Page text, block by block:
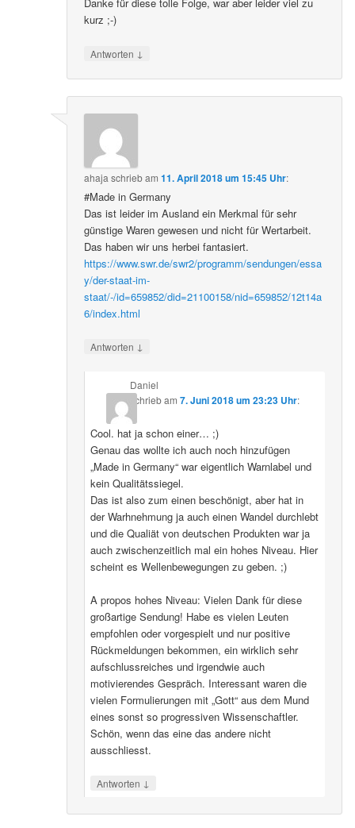
Danke für diese tolle Folge, war aber leider viel zu
kurz ;-)
Antworten ↓
ahaja schriebam11. April 2018 um 15:45 Uhr:
#Made in Germany
Das ist leider im Ausland ein Merkmal für sehr
günstige Waren gewesen und nicht für Wertarbeit.
Das haben wir uns herbei fantasiert.
https://www.swr.de/swr2/programm/sendungen/essa
y/der-staat-im-
staat/-/id=659852/did=21100158/nid=659852/12t14a
6/index.html
Antworten ↓
Daniel
schriebam 7. Juni 2018 um 23:23 Uhr:
Cool. hat ja schon einer… ;)
Genau das wollte ich auch noch hinzufügen
„Made in Germany“ war eigentlich Warnlabel und
kein Qualitätssiegel.
Das ist also zum einen beschönigt, aber hat in
der Warhnehmung ja auch einen Wandel durchlebt
und die Qualiät von deutschen Produkten war ja
auch zwischenzeitlich mal ein hohes Niveau. Hier
scheint es Wellenbewegungen zu geben. ;)
A propos hohes Niveau: Vielen Dank für diese
großartige Sendung! Habe es vielen Leuten
empfohlen oder vorgespielt und nur positive
Rückmeldungen bekommen, ein wirklich sehr
aufschlussreiches und irgendwie auch
motivierendes Gespräch. Interessant waren die
vielen Formulierungen mit „Gott“ aus dem Mund
eines sonst so progressiven Wissenschaftler.
Schön, wenn das eine das andere nicht
ausschliesst.
Antworten ↓